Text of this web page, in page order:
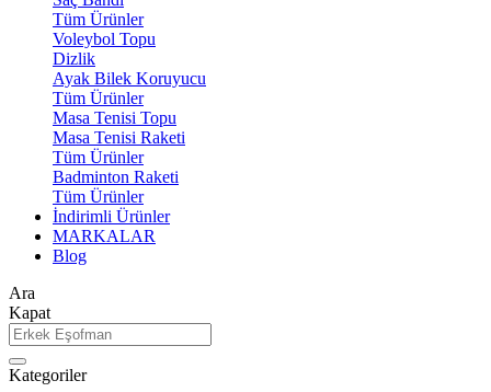
Tüm Ürünler
Voleybol Topu
Dizlik
Ayak Bilek Koruyucu
Tüm Ürünler
Masa Tenisi Topu
Masa Tenisi Raketi
Tüm Ürünler
Badminton Raketi
Tüm Ürünler
İndirimli Ürünler
MARKALAR
Blog
Ara
Kapat
Kategoriler